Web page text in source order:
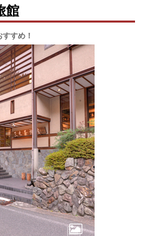
館
すすめ！